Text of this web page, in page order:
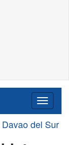
Davao del Sur